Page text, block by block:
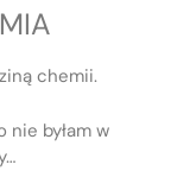
chemii.
nie byłam w